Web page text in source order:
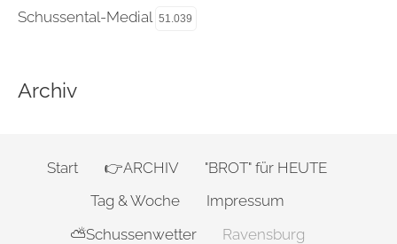
Schussental-Medial 51.039
Archiv
Start 👉ARCHIV
"BROT" für HEUTE
Tag & Woche
Impressum
⛅Schussenwetter
Ravensburg